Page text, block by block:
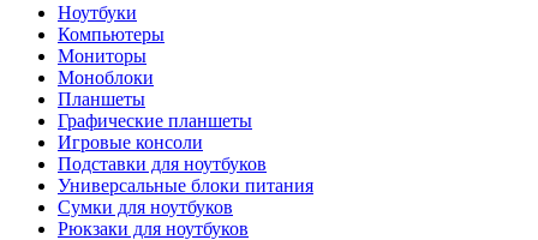
Ноутбуки
Компьютеры
Мониторы
Моноблоки
Планшеты
Графические планшеты
Игровые консоли
Подставки для ноутбуков
Универсальные блоки питания
Сумки для ноутбуков
Рюкзаки для ноутбуков